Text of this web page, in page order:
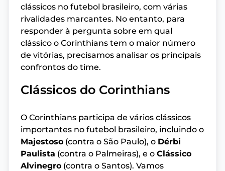
clássicos no futebol brasileiro, com várias
rivalidades marcantes. No entanto, para
responder à pergunta sobre em qual
clássico o Corinthians tem o maior número
de vitórias, precisamos analisar os principais
confrontos do time.
Clássicos do Corinthians
O Corinthians participa de vários clássicos
importantes no futebol brasileiro, incluindo o
Majestoso (contra o São Paulo), o Dérbi
Paulista (contra o Palmeiras), e o Clássico
Alvinegro (contra o Santos). Vamos